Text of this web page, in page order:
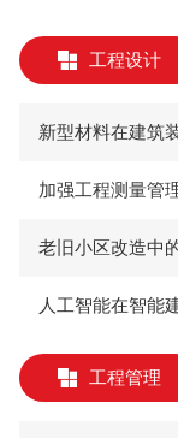
工程设计
新型材料在建筑
加强工程测量管
老旧小区改造中
人工智能在智能
工程管理